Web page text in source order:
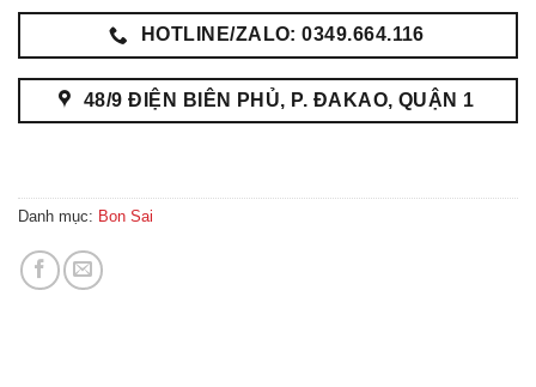
HOTLINE/ZALO: 0349.664.116
48/9 ĐIỆN BIÊN PHỦ, P. ĐAKAO, QUẬN 1
Danh mục: Bon Sai